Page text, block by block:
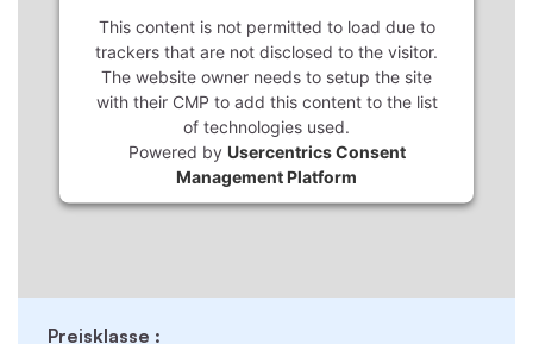
This content is not permitted to load due to
trackers that are not disclosed to the visitor.
The website owner needs to setup the site
with their CMP to add this content to the list
of technologies used.
Powered by Usercentrics Consent
Management Platform
Preisklasse :